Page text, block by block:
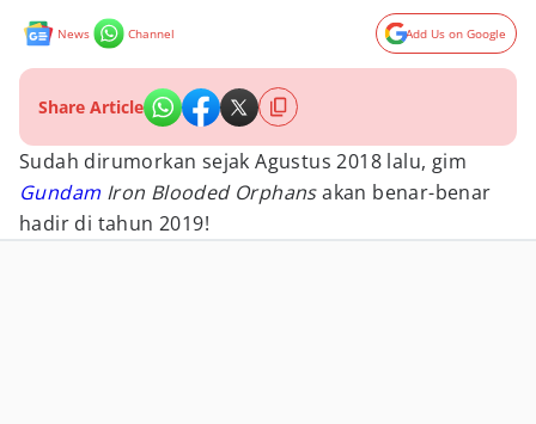
News Channel Add Us on Google
Share Article
Sudah dirumorkan sejak Agustus 2018 lalu, gim
Gundam Iron Blooded Orphansakan benar-benar
hadir di tahun 2019!